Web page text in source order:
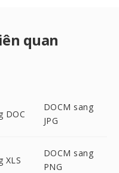
quan
DOC
DOCM sang
JPG
XLS
DOCM sang
PNG